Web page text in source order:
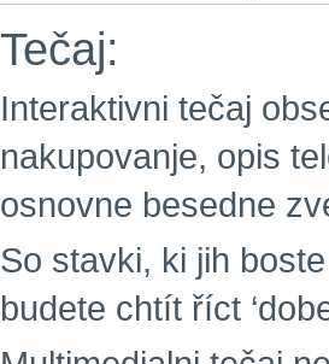
Tečaj:
Interaktivni tečaj
nakupovanje, opis
osnovne besedne
So stavki, ki jih
budete chtít říct